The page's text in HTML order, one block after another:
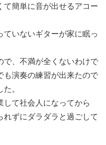
て簡単に音が出せるアコー
いないギターが家に眠っ
で、不満が全くないわけで
も演奏の練習が出来たので
。
して社会人になってから
れずにダラダラと過ごして